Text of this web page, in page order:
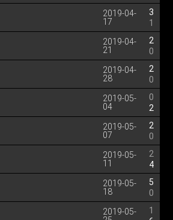
2019-04-
17
3
1
2019-04-
21
2
0
2019-04-
28
2
0
2019-05-
04
0
2
2019-05-
07
2
0
2019-05-
11
2
4
2019-05-
18
5
0
2019-05-
1